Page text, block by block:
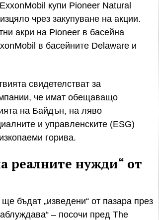
купи Pioneer Natural
чрез закупуване на акции.
акри на Pioneer в басейна
в басейните Delaware и
свидетелстват за
че имат обещаващо
на Байдън, на ляво
и управленските (ESG)
горива.
реалните нужди“ от
бъдат „изведени“ от пазара през
– посочи пред The